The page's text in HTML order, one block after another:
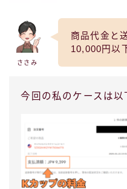
ささみ
商品代金と
10,000円以
今回の私のケースは以